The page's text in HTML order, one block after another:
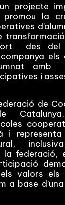
projecte
promou la
des del
els
amb
i
de
i representa
la federació,
valors els
a base